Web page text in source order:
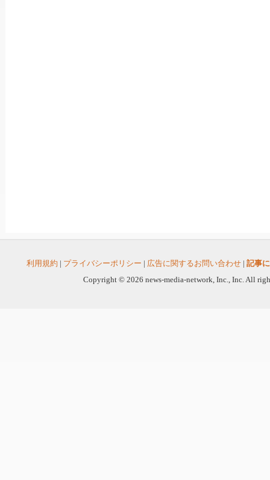
利用規約 | プライバシーポリシー | 広告に関するお問い合わせ | 記事
Copyright © 2026 news-media-network, Inc., Inc. All